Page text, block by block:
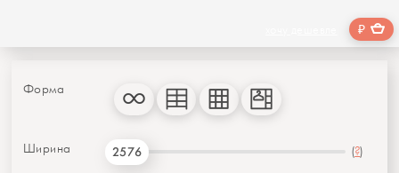
₽
Форма
Ширина 2576 (?)